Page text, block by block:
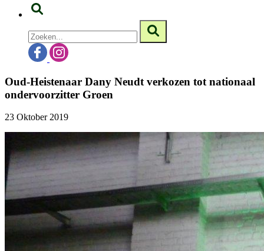
Oud-Heistenaar Dany Neudt verkozen tot nationaal
ondervoorzitter Groen
23 Oktober 2019